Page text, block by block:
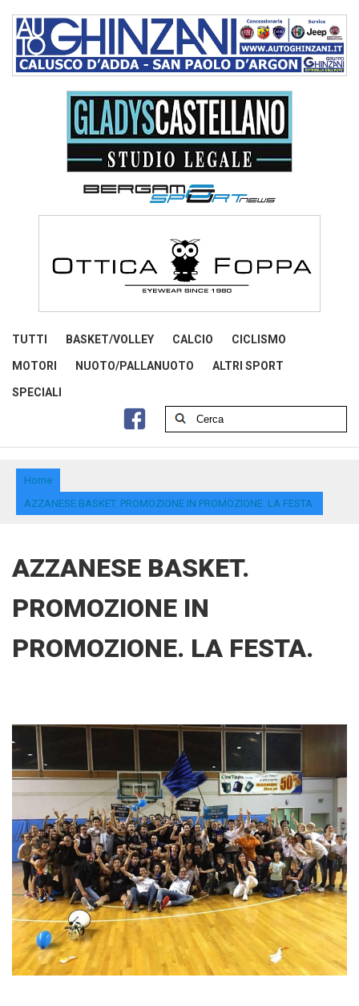
TUTTI BASKET/VOLLEY CALCIO CICLISMO
MOTORI NUOTO/PALLANUOTO ALTRI SPORT
SPECIALI
Home
AZZANESE BASKET. PROMOZIONE IN PROMOZIONE. LA FESTA.
AZZANESE BASKET.
PROMOZIONE IN
PROMOZIONE. LA FESTA.